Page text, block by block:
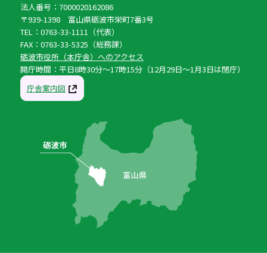
法人番号：7000020162086
〒939-1398 富山県砺波市栄町7番3号
TEL：0763-33-1111（代表）
FAX：0763-33-5325（総務課）
砺波市役所（本庁舎）へのアクセス
開庁時間：平日8時30分〜17時15分（12月29日〜1月3日は閉庁）
庁舎案内図